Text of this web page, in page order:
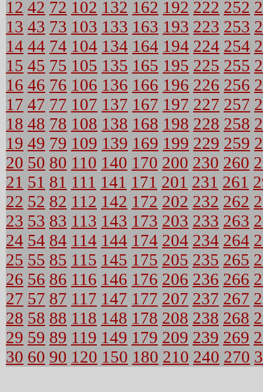
12 42 72 102 132 162 192 222 252
13 43 73 103 133 163 193 223 253
14 44 74 104 134 164 194 224 254
15 45 75 105 135 165 195 225 255
16 46 76 106 136 166 196 226 256
17 47 77 107 137 167 197 227 257
18 48 78 108 138 168 198 228 258
19 49 79 109 139 169 199 229 259
20 50 80 110 140 170 200 230 260
21 51 81 111 141 171 201 231 261
22 52 82 112 142 172 202 232 262
23 53 83 113 143 173 203 233 263
24 54 84 114 144 174 204 234 264
25 55 85 115 145 175 205 235 265
26 56 86 116 146 176 206 236 266
27 57 87 117 147 177 207 237 267
28 58 88 118 148 178 208 238 268
29 59 89 119 149 179 209 239 269
30 60 90 120 150 180 210 240 270